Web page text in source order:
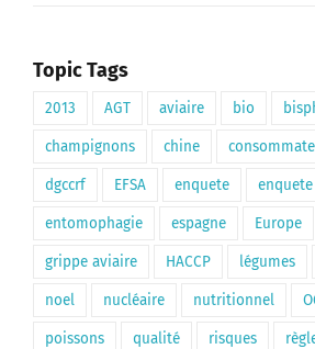
Topic Tags
2013 AGT aviaire bio
champignons chine
dgccrf EFSA enquete enquete
entomophagie espagne Europe
grippe aviaire HACCP légumes
noel nucléaire nutritionnel
poissons qualité risques